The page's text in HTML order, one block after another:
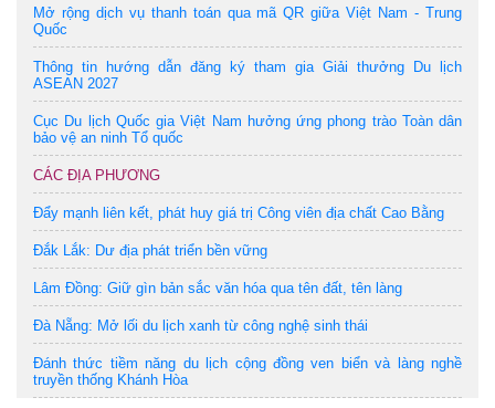
Mở rộng dịch vụ thanh toán qua mã QR giữa Việt Nam - Trung
Quốc
Thông tin hướng dẫn đăng ký tham gia Giải thưởng Du lịch
ASEAN 2027
Cục Du lịch Quốc gia Việt Nam hưởng ứng phong trào Toàn dân
bảo vệ an ninh Tổ quốc
CÁC ĐỊA PHƯƠNG
Đẩy mạnh liên kết, phát huy giá trị Công viên địa chất Cao Bằng
Đắk Lắk: Dư địa phát triển bền vững
Lâm Đồng: Giữ gìn bản sắc văn hóa qua tên đất, tên làng
Đà Nẵng: Mở lối du lịch xanh từ công nghệ sinh thái
Đánh thức tiềm năng du lịch cộng đồng ven biển và làng nghề
truyền thống Khánh Hòa